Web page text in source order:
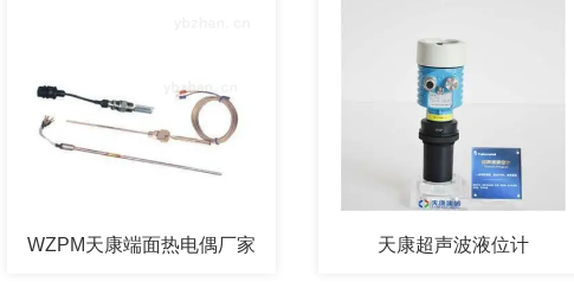
WZPM天康端面热电偶厂家 天康超声波液位计